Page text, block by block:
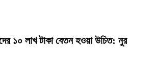
১০ লাখ টাকা বেতন হওয়া উচিত: নুর